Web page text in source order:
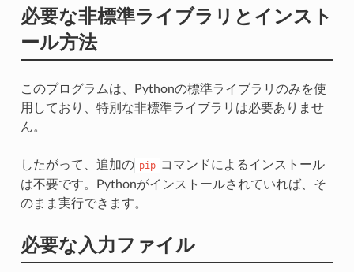
必要な非標準ライブラリとインスト
ール方法
このプログラムは、Pythonの標準ライブラリのみを使
用しており、特別な非標準ライブラリは必要ありませ
ん。
したがって、追加の pip コマンドによるインストール
は不要です。Pythonがインストールされていれば、そ
のまま実行できます。
必要な入力ファイル